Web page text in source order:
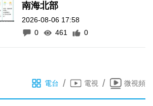
南海北部
2026-08-06 17:58
0
461 0
電台 / 電視 / 微視頻